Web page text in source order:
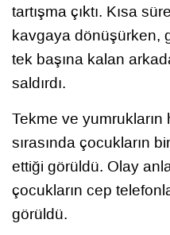
tartışma çıktı. Kısa
kavgaya dönüşürken,
tek başına kalan
saldırdı.
Tekme ve
sırasında çocukların
ettiği görüldü. Olay
çocukların cep
görüldü.